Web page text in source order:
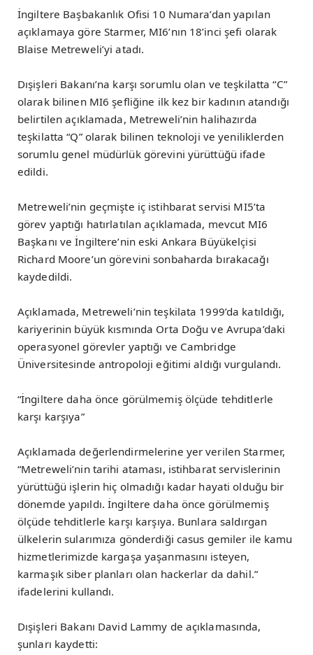
İngiltere Başbakanlık Ofisi 10 Numara’dan yapılan
açıklamaya göre Starmer, MI6’nın 18’inci şefi olarak
Blaise Metreweli’yi atadı.
Dışişleri Bakanı’na karşı sorumlu olan ve teşkilatta “C”
olarak bilinen MI6 şefliğine ilk kez bir kadının atandığı
belirtilen açıklamada, Metreweli’nin halihazırda
teşkilatta “Q” olarak bilinen teknoloji ve yeniliklerden
sorumlu genel müdürlük görevini yürüttüğü ifade
edildi.
Metreweli’nin geçmişte iç istihbarat servisi MI5’ta
görev yaptığı hatırlatılan açıklamada, mevcut MI6
Başkanı ve İngiltere’nin eski Ankara Büyükelçisi
Richard Moore’un görevini sonbaharda bırakacağı
kaydedildi.
Açıklamada, Metreweli’nin teşkilata 1999’da katıldığı,
kariyerinin büyük kısmında Orta Doğu ve Avrupa’daki
operasyonel görevler yaptığı ve Cambridge
Üniversitesinde antropoloji eğitimi aldığı vurgulandı.
“İngiltere daha önce görülmemiş ölçüde tehditlerle
karşı karşıya”
Açıklamada değerlendirmelerine yer verilen Starmer,
“Metreweli’nin tarihi ataması, istihbarat servislerinin
yürüttüğü işlerin hiç olmadığı kadar hayati olduğu bir
dönemde yapıldı. İngiltere daha önce görülmemiş
ölçüde tehditlerle karşı karşıya. Bunlara saldırgan
ülkelerin sularımıza gönderdiği casus gemiler ile kamu
hizmetlerimizde kargaşa yaşanmasını isteyen,
karmaşık siber planları olan hackerlar da dahil.”
ifadelerini kullandı.
Dışişleri Bakanı David Lammy de açıklamasında,
şunları kaydetti: